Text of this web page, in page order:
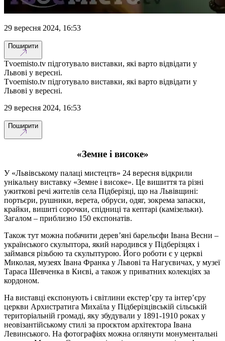
29 вересня 2024, 16:53
Поширити
Tvoemisto.tv підготувало виставки, які варто відвідати у
Львові у вересні.
Tvoemisto.tv підготувало виставки, які варто відвідати у
Львові у вересні.
29 вересня 2024, 16:53
Поширити
«Земне і високе»
У «Львівському палаці мистецтв» 24 вересня відкрили
унікальну виставку «Земне і високе». Це вишиття та різні
ужиткові речі жителів села Підберізці, що на Львівщині:
портьєри, рушники, верета, обруси, одяг, зокрема запаски,
крайки, вишиті сорочки, спідниці та кептарі (камізельки).
Загалом – приблизно 150 експонатів.
Також тут можна побачити деревʼяні барельєфи Івана Весни –
українського скульптора, який народився у Підберізцях і
займався різьбою та скульптурою. Його роботи є у церкві
Миколая, музеях Івана Франка у Львові та Нагуєвичах, у музеї
Тараса Шевченка в Києві, а також у приватних колекціях за
кордоном.
На виставці експонують і світлини екстерʼєру та інтерʼєру
церкви Архистратига Михаїла у Підберізцівській сільській
територіальній громаді, яку збудували у 1891-1910 роках у
неовізантійському стилі за проєктом архітектора Івана
Левинського. На фотографіях можна оглянути монументальні